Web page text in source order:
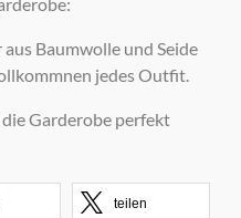
Baumwolle und Seide
jedes Outfit.
Garderobe perfekt
teilen